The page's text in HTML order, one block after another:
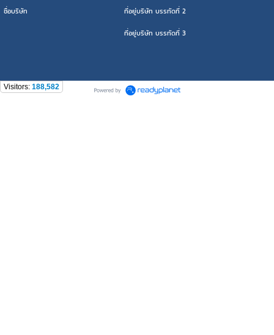
ชื่อบริษัท ที่อยู่บริษัท บรรทัดที่ 2
ที่อยู่บริษัท บรรทัดที่ 3
Visitors: 188,582